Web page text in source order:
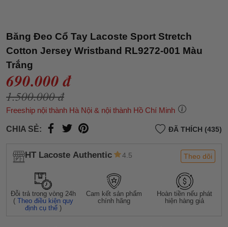
Băng Đeo Cổ Tay Lacoste Sport Stretch
Cotton Jersey Wristband RL9272-001 Màu
Trắng
690.000 đ
1.500.000 đ
Freeship nội thành Hà Nội & nội thành Hồ Chí Minh
CHIA SẺ: ĐÃ THÍCH (435)
HT Lacoste Authentic 4.5 Theo dõi
Đỗi trả trong vòng 24h
(Theo điều kiện quy
định cụ thể )
Cam kết sản phẩm
chính hãng
Hoàn tiền nếu phát
hiện hàng giả